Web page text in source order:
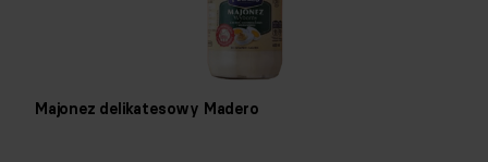
Majonez delikatesowy Madero